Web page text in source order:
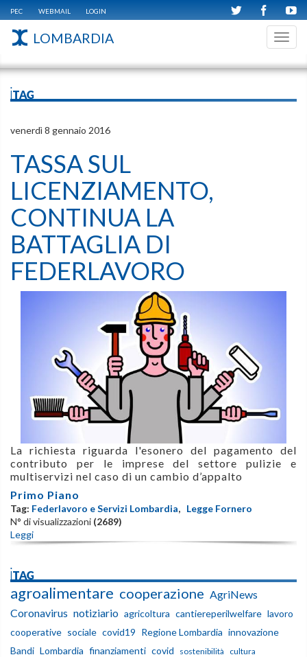
PEC WEBMAIL LOGIN
LOMBARDIA
iTAG
venerdì 8 gennaio 2016
TASSA SUL
LICENZIAMENTO,
CONTINUA LA
BATTAGLIA DI
FEDERLAVORO
La richiesta riguarda l'esonero del pagamento del
contributo per le imprese del settore pulizie e
multiservizi nel caso di un cambio d’appalto
Primo Piano
Tag: Federlavoro e Servizi Lombardia, Legge Fornero
N° di visualizzazioni (2689)
Leggi
iTAG
agroalimentare cooperazione AgriNews
Coronavirus notiziario agricoltura cantiereperilwelfare lavoro
cooperative sociale covid19 Regione Lombardia innovazione
Bandi Lombardia finanziamenti covid sostenibilità
cultura